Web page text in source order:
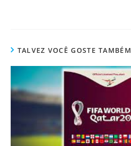
TALVEZ VOCÊ GOSTE TAMBÉM